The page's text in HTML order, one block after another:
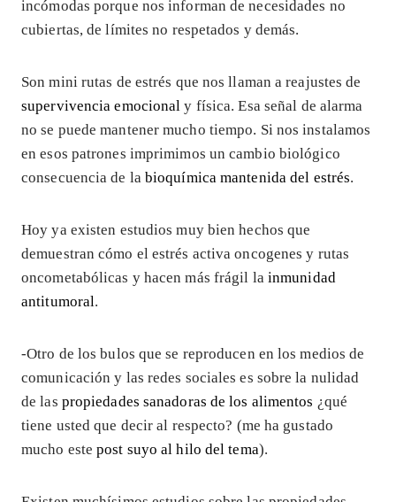
incómodas porque nos informan de necesidades no
cubiertas, de límites no respetados y demás.
Son mini rutas de estrés que nos llaman a reajustes de
supervivencia emocional y física. Esa señal de alarma
no se puede mantener mucho tiempo. Si nos instalamos
en esos patrones imprimimos un cambio biológico
consecuencia de la bioquímica mantenida del estrés.
Hoy ya existen estudios muy bien hechos que
demuestran cómo el estrés activa oncogenes y rutas
oncometabólicas y hacen más frágil la inmunidad
antitumoral.
-Otro de los bulos que se reproducen en los medios de
comunicación y las redes sociales es sobre la nulidad
de las propiedades sanadoras de los alimentos ¿qué
tiene usted que decir al respecto? (me ha gustado
mucho este post suyo al hilo del tema).